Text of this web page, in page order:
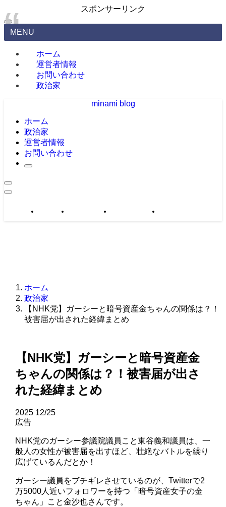
スポンサーリンク
MENU
ホーム
運営者情報
お問い合わせ
政治家
minami blog
ホーム
政治家
運営者情報
お問い合わせ
政治家 運営者情報 お問い合わせ
ホーム
政治家
【NHK党】ガーシーと暗号資産金ちゃんの関係は？！
被害届が出された経緯まとめ
【NHK党】ガーシーと暗号資産金
ちゃんの関係は？！被害届が出さ
れた経緯まとめ
2025 12/25
広告
NHK党のガーシー参議院議員こと東谷義和議員は、一
般人の女性が被害届を出すほど、壮絶なバトルを繰り
広げているんだとか！
ガーシー議員をブチギレさせているのが、Twitterで2
万5000人近いフォロワーを持つ「暗号資産女子の金
ちゃん」こと金沙也さんです。